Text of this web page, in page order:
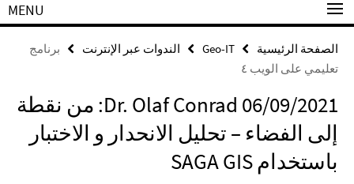
MENU
الصفحة الرئيسية Geo-IT الندوات عبر الإنترنت
برنامج
تعليمي على الويب ٤
06/09/2021 Dr. Olaf Conrad: من نقطة
إلى الفضاء – تحليل الانحدار و الاختبار
باستخدام SAGA GIS